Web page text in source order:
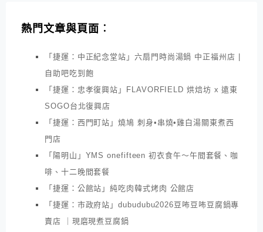
熱門文章與頁面︰
「捷運：中正紀念堂站」六扇門時尚湯鍋 中正福州店 |
自助吧吃到飽
「捷運：忠孝復興站」FLAVORFIELD 烘焙坊 x 遠東
SOGO台北復興店
「捷運：西門町站」燒鳩 刺身•串燒•雞白湯關東煮西
門店
「陽明山」YMS onefifteen 初衣食午～午間套餐、咖
啡、十二晚間套餐
「捷運：公館站」純吃肉韓式烤肉 公館店
「捷運：市政府站」dubudubu2026豆咘豆咘豆腐鍋專
賣店 ｜現磨現煮豆腐鍋